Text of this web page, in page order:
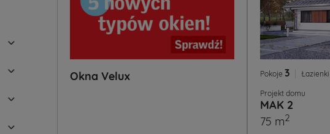
Okna Velux Pokoje 3 Łazienki
Projekt domu
MAK 2
75 m2